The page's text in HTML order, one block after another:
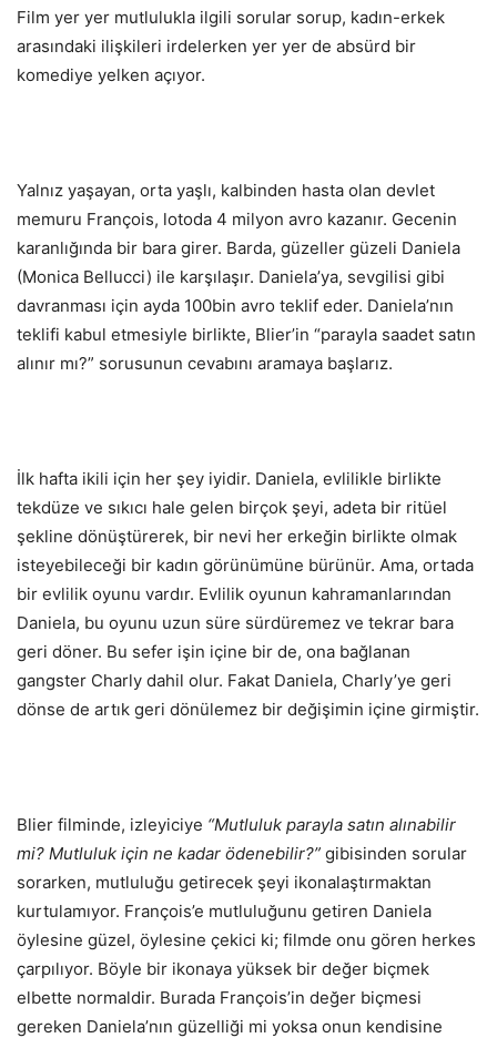
Film yer yer mutlulukla ilgili sorular sorup, kadın-erkek
arasındaki ilişkileri irdelerken yer yer de absürd bir
komediye yelken açıyor.
Yalnız yaşayan, orta yaşlı, kalbinden hasta olan devlet
memuru François, lotoda 4 milyon avro kazanır. Gecenin
karanlığında bir bara girer. Barda, güzeller güzeli Daniela
(Monica Bellucci) ile karşılaşır. Daniela’ya, sevgilisi gibi
davranması için ayda 100bin avro teklif eder. Daniela’nın
teklifi kabul etmesiyle birlikte, Blier’in “parayla saadet satın
alınır mı?” sorusunun cevabını aramaya başlarız.
İlk hafta ikili için her şey iyidir. Daniela, evlilikle birlikte
tekdüze ve sıkıcı hale gelen birçok şeyi, adeta bir ritüel
şekline dönüştürerek, bir nevi her erkeğin birlikte olmak
isteyebileceği bir kadın görünümüne bürünür. Ama, ortada
bir evlilik oyunu vardır. Evlilik oyunun kahramanlarından
Daniela, bu oyunu uzun süre sürdüremez ve tekrar bara
geri döner. Bu sefer işin içine bir de, ona bağlanan
gangster Charly dahil olur. Fakat Daniela, Charly’ye geri
dönse de artık geri dönülemez bir değişimin içine girmiştir.
Blier filminde, izleyiciye “Mutluluk parayla satın alınabilir
mi? Mutluluk için ne kadar ödenebilir?” gibisinden sorular
sorarken, mutluluğu getirecek şeyi ikonalaştırmaktan
kurtulamıyor. François’e mutluluğunu getiren Daniela
öylesine güzel, öylesine çekici ki; filmde onu gören herkes
çarpılıyor. Böyle bir ikonaya yüksek bir değer biçmek
elbette normaldir. Burada François’in değer biçmesi
gereken Daniela’nın güzelliği mi yoksa onun kendisine